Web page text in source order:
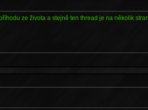
ze života a stejně ten thread je na několik